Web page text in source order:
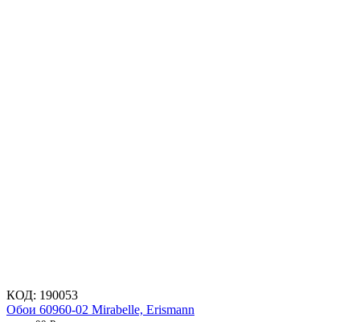
КОД: 190053
Обои 60960-02 Mirabelle, Erismann